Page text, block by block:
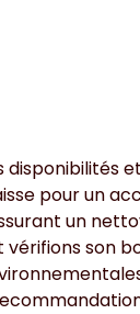
pour un
un
son